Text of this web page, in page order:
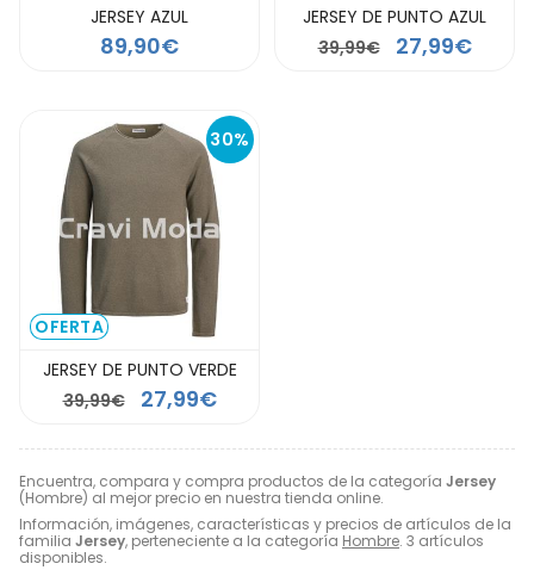
Encuentra, compara y compra productos de la categoría Jersey
(Hombre) al mejor precio en nuestra tienda online.
Información, imágenes, características y precios de artículos de la
familia Jersey, perteneciente a la categoría Hombre. 3 artículos
disponibles.
JERSEY AZUL
89,90€
JERSEY DE PUNTO AZUL
39,99€
27,99€
30%
OFERTA
JERSEY DE PUNTO VERDE
39,99€
27,99€